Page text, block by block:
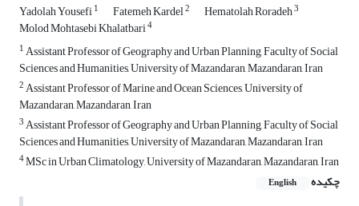
Yadolah Yousefi1 Fatemeh Kardel2 Hematolah Roradeh3
Molod Mohtasebi Khalatbari4
1Assistant Professor of Geography and Urban Planning, Faculty of Social
Sciences and Humanities, University of Mazandaran, Mazandaran, Iran
2Assistant Professor of Marine and Ocean Sciences, University of
Mazandaran, Mazandaran, Iran
3Assistant Professor of Geography and Urban Planning, Faculty of Social
Sciences and Humanities, University of Mazandaran, Mazandaran, Iran
4MSc in Urban Climatology, University of Mazandaran, Mazandaran, Iran
چکیده
English